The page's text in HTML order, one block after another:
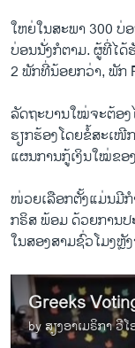
ໃຫຍ່ໃນສະພາ 300 ບ່
ບ່ອນ​ນັ່ງ​ກໍ​ຕາມ. ຜູ້ທີ່ໄດ້
2 ພັກທີ່ນ້ອຍກວ່າ, ພັກ
ລັດຖະບານ​ໃໝ່​ຈະ​ຕ້ອງ​
ຮຽກຮ້ອງ​ໂດຍ​ຂໍ້​ສະ​ເໜີ​
ແຜນການ​ກູ້​ເງິນ​ໃໝ່​ຂອ
ໜ່ວຍ​ເລືອກ​ຕັ້ງ​ແມ່ນ​ມີ​ກ
ກຣິສ ພ້ອ​ມ ດ້ວຍ​ການ​
ໃນ​ສອງ​ສາມ​ຊົ່ວ​ໂມງ
Greeks
by ສຽງອາເມຣິກາ ວີ